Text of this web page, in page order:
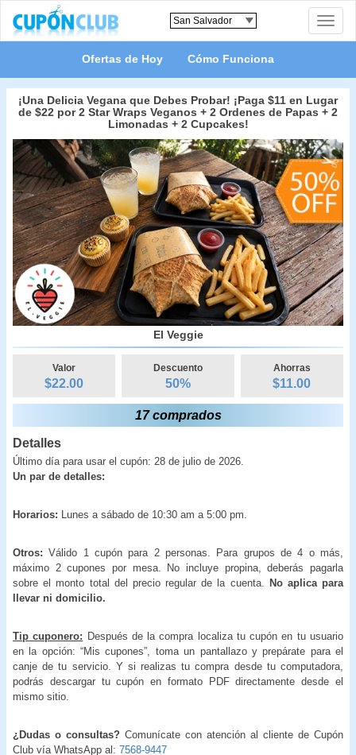
Toggle
Ofertas de Hoy Cómo Funciona
¡Una Delicia Vegana que Debes Probar! ¡Paga $11 en Lugar
de $22 por 2 Star Wraps Veganos + 2 Ordenes de Papas + 2
Limonadas + 2 Cupcakes!
El Veggie
Valor
$22.00
Descuento
50%
Ahorras
$11.00
17 comprados
Detalles
Último día para usar el cupón: 28 de julio de 2026.
Un par de detalles:
Horarios: Lunes a sábado de 10:30 am a 5:00 pm.
Otros:Válido 1 cupón para 2 personas. Para grupos de 4 o más,
máximo 2 cupones por mesa. No incluye propina, deberás pagarla
sobre el monto total del precio regular de la cuenta.
No aplica para
llevar ni domicilio.
Tip cuponero: Después de la compra localiza tu cupón en tu usuario
en la opción: “Mis cupones”, toma un pantallazo y prepárate para el
canje de tu servicio. Y si realizas tu compra desde tu computadora,
podrás descargar tu cupón en formato PDF directamente desde el
mismo sitio.
¿Dudas o consultas? Comunícate con atención al cliente de Cupón
Club vía WhatsApp al: 7568-9447